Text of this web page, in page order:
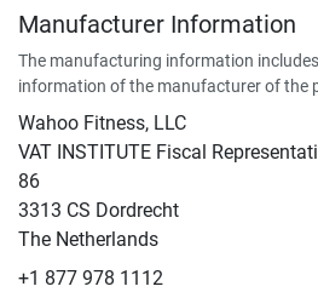
Manufacturer Information
The manufacturing information
information of the manufacturer of the
Wahoo Fitness, LLC
VAT INSTITUTE Fiscal
86
3313 CS Dordrecht
The Netherlands
+1 877 978 1112